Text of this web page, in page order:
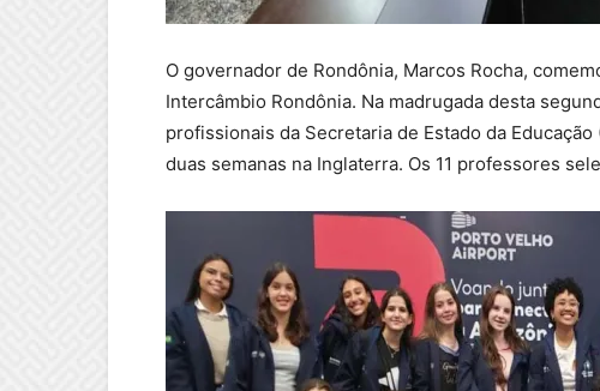
O governador de Rondônia, Marcos Rocha,
Intercâmbio Rondônia. Na madrugada desta
profissionais da Secretaria de Estado da
duas semanas na Inglaterra. Os 11 professores